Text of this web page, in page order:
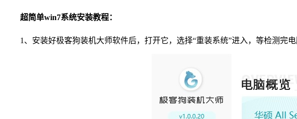
超简单win7系统安装教程：
1、安装好极客狗装机大师软件后，打开它，选择“重装系统”进入，等检测完电